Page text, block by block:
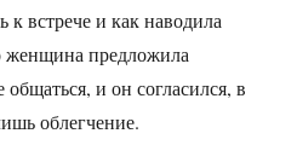
к встрече и как наводила
женщина предложила
и он согласился, в
облегчение.